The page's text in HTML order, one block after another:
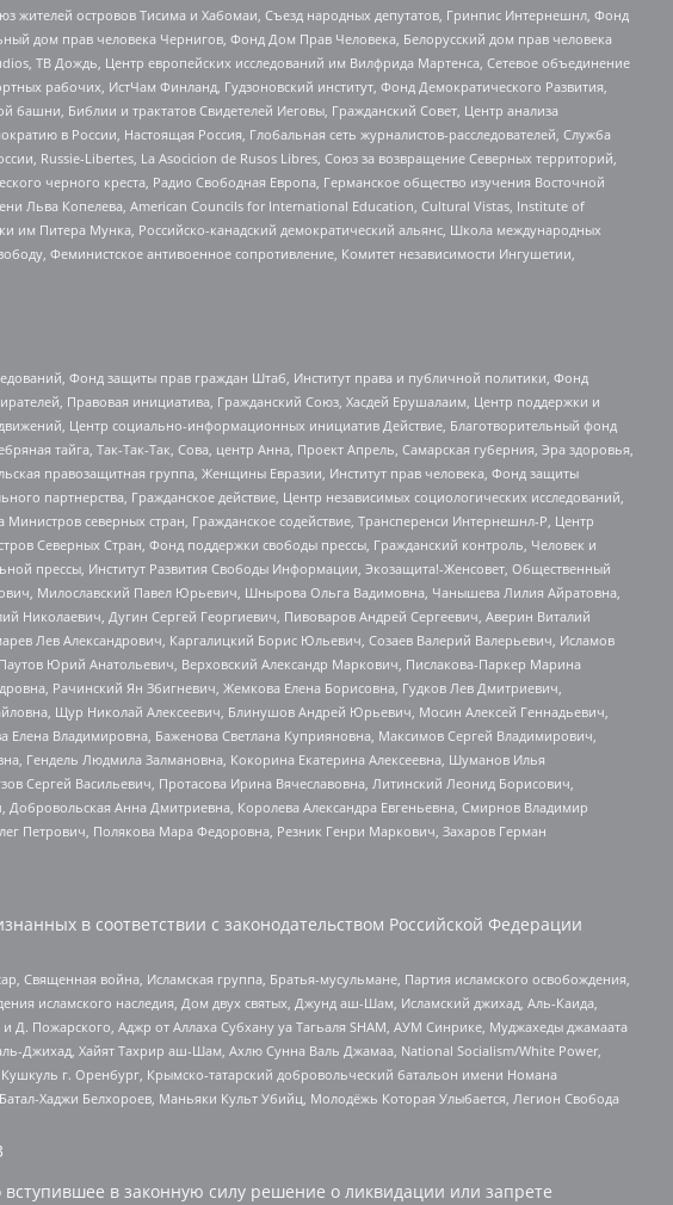
жителей островов Тисима и Хабомаи, Съезд народных депутатов, Гринпис Интернешнл, Фонд
дом прав человека Чернигов, Фонд Дом Прав Человека, Белорусский дом прав человека
ТВ Дождь, Центр европейских исследований им Вилфрида Мартенса, Сетевое объединение
рабочих, ИстЧам Финланд, Гудзоновский институт, Фонд Демократического Развития,
Библии и трактатов Свидетелей Иеговы, Гражданский Совет, Центр анализа
в России, Настоящая Россия, Глобальная сеть журналистов-расследователей, Служба
Russie-Libertes, La Asocicion de Rusos Libres, Союз за возвращение Северных территорий,
черного креста, Радио Свободная Европа, Германское общество изучения Восточной
Льва Копелева, American Councils for International Education, Cultural Vistas, Institute of
Питера Мунка, Российско-канадский демократический альянс, Школа международных
Феминистское антивоенное сопротивление, Комитет независимости Ингушетии,
Фонд защиты прав граждан Штаб, Институт права и публичной политики, Фонд
Правовая инициатива, Гражданский Союз, Хасдей Ерушалаим, Центр поддержки и
Центр социально-информационных инициатив Действие, Благотворительный фонд
тайга, Так-Так-Так, Сова, центр Анна, Проект Апрель, Самарская губерния, Эра здоровья,
правозащитная группа, Женщины Евразии, Институт прав человека, Фонд защиты
партнерства, Гражданское действие, Центр независимых социологических исследований,
северных стран, Гражданское содействие, Трансперенси Интернешнл-Р, Центр
Северных Стран, Фонд поддержки свободы прессы, Гражданский контроль, Человек и
прессы, Институт Развития Свободы Информации, Экозащита!-Женсовет, Общественный
Милославский Павел Юрьевич, Шнырова Ольга Вадимовна, Чанышева Лилия Айратовна,
Николаевич, Дугин Сергей Георгиевич, Пивоваров Андрей Сергеевич, Аверин Виталий
Лев Александрович, Каргалицкий Борис Юльевич, Созаев Валерий Валерьевич, Исламов
Юрий Анатольевич, Верховский Александр Маркович, Пислакова-Паркер Марина
Рачинский Ян Збигневич, Жемкова Елена Борисовна, Гудков Лев Дмитриевич,
Щур Николай Алексеевич, Блинушов Андрей Юрьевич, Мосин Алексей Геннадьевич,
Владимировна, Баженова Светлана Куприяновна, Максимов Сергей Владимирович,
Гендель Людмила Залмановна, Кокорина Екатерина Алексеевна, Шуманов Илья
Сергей Васильевич, Протасова Ирина Вячеславовна, Литинский Леонид Борисович,
Анна Дмитриевна, Королева Александра Евгеньевна, Смирнов Владимир
Петрович, Полякова Мара Федоровна, Резник Генри Маркович, Захаров Герман
в соответствии с законодательством Российской Федерации
Священная война, Исламская группа, Братья-мусульмане, Партия исламского освобождения,
исламского наследия, Дом двух святых, Джунд аш-Шам, Исламский джихад, Аль-Каида,
Пожарского, Аджр от Аллаха Субхану уа Тагьаля SHAM, АУМ Синрике, Муджахеды джамаата
Джихад, Хайят Тахрир аш-Шам, Ахлю Сунна Валь Джамаа, National Socialism/White Power,
г. Оренбург, Крымско-татарский добровольческий батальон имени Номана
Хаджи Белхороев, Маньяки Культ Убийц, Молодёжь Которая Улыбается, Легион Свобода
в законную силу решение о ликвидации или запрете